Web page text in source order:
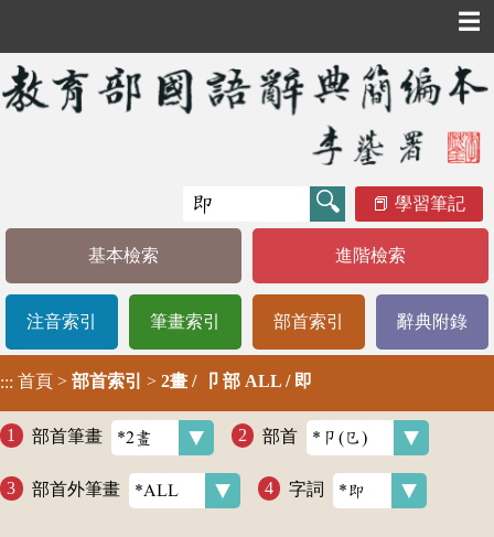
☰
學習筆記
基本檢索 進階檢索
注音索引 筆畫索引 部首索引 辭典附錄
::: 首頁 > 部首索引 > 2畫 / 卩 部 ALL / 即
部首筆畫 部首
部首外筆畫 字詞